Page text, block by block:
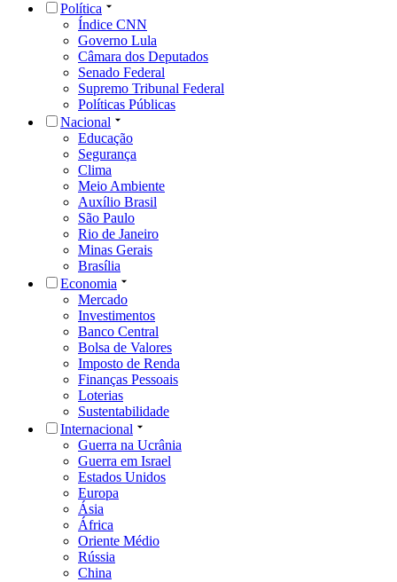
Política
Índice CNN
Governo Lula
Câmara dos Deputados
Senado Federal
Supremo Tribunal Federal
Políticas Públicas
Nacional
Educação
Segurança
Clima
Meio Ambiente
Auxílio Brasil
São Paulo
Rio de Janeiro
Minas Gerais
Brasília
Economia
Mercado
Investimentos
Banco Central
Bolsa de Valores
Imposto de Renda
Finanças Pessoais
Loterias
Sustentabilidade
Internacional
Guerra na Ucrânia
Guerra em Israel
Estados Unidos
Europa
Ásia
África
Oriente Médio
Rússia
China